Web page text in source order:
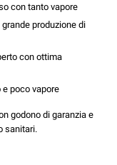
con tanto vapore
produzione di
con ottima
poco vapore
godono di garanzia e
sanitari.